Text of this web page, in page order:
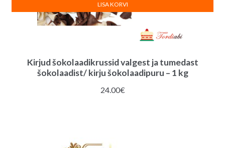
Kirjud šokolaadikrussid valgest ja tumedast
šokolaadist/ kirju šokolaadipuru – 1 kg
24.00€
LISA KORVI